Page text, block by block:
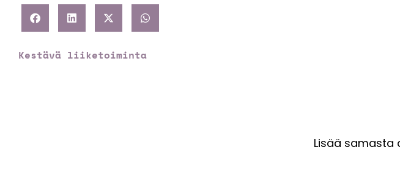
Kestävä liiketoiminta
Lisää samasta